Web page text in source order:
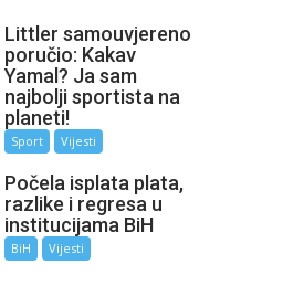
Littler samouvjereno
poručio: Kakav
Yamal? Ja sam
najbolji sportista na
planeti!
Sport Vijesti
Počela isplata plata,
razlike i regresa u
institucijama BiH
BiH Vijesti